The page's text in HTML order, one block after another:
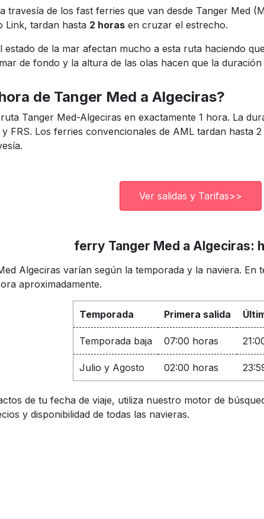
travesía de los fast ferries que van desde Tanger Med
Link, tardan hasta 2 horas en cruzar el estrecho.
estado de la mar afectan mucho a esta ruta haciendo
de fondo y la altura de las olas hacen que la
de Tanger Med a Algeciras?
Tanger Med-Algeciras en exactamente 1 hora. La
FRS. Los ferries convencionales de AML tardan hasta
Ver salidas y Tarifas>>
ferry Tanger Med a Algeciras:
Algeciras varían según la temporada y la naviera. En
aproximadamente.
Temporada Primera salida
Temporada baja 07:00 horas
Julio y Agosto 02:00 horas
de tu fecha de viaje, utiliza nuestro motor de
y disponibilidad de todas las navieras.